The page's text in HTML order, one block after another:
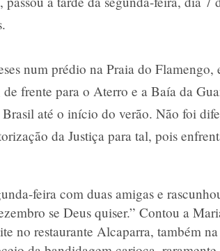
num prédio na Praia do Flamengo,
frente para o Aterro e a Baía da
até o início do verão. Não foi
da Justiça para tal, pois
feira com duas amigas e
se Deus quiser.” Contou a
no restaurante Alcaparra, também